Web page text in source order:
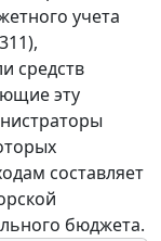
учета
средств
эту
составляет
бюджета.